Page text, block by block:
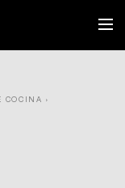
COCINA ›